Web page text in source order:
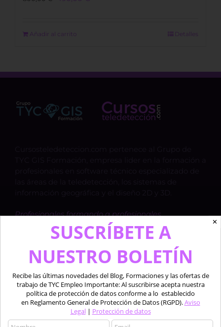
800,00 €.
Añadir al carrito Detalles
Profesionales formando a profesionales.
✕
SUSCRÍBETE A
NUESTRO BOLETÍN
Recibe las últimas novedades del Blog, Formaciones y las ofertas de
trabajo de TYC Empleo Importante: Al suscribirse acepta nuestra
política de protección de datos conforme a lo establecido
en Reglamento General de Protección de Datos (RGPD).Aviso
Legal| Protección de datos